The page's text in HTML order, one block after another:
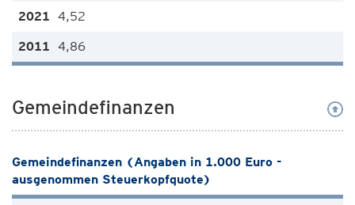
4,52
4,86
Gemeindefinanzen
Gemeindefinanzen (Angaben in 1.000 Euro -
ausgenommen Steuerkopfquote)